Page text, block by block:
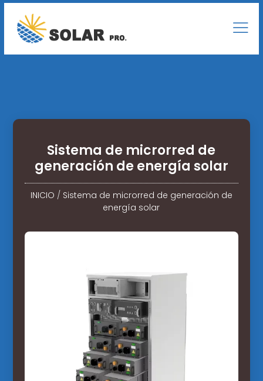
Sistema de microrred de
generación de energía solar
INICIO / Sistema de microrred de generación de
energía solar